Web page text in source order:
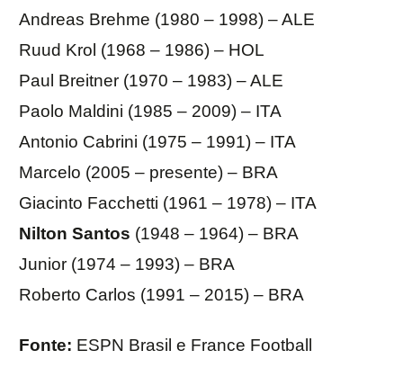
Andreas Brehme (1980 – 1998) – ALE
Ruud Krol (1968 – 1986) – HOL
Paul Breitner (1970 – 1983) – ALE
Paolo Maldini (1985 – 2009) – ITA
Antonio Cabrini (1975 – 1991) – ITA
Marcelo (2005 – presente) – BRA
Giacinto Facchetti (1961 – 1978) – ITA
Nilton Santos (1948 – 1964) – BRA
Junior (1974 – 1993) – BRA
Roberto Carlos (1991 – 2015) – BRA
Fonte: ESPN Brasil e France Football